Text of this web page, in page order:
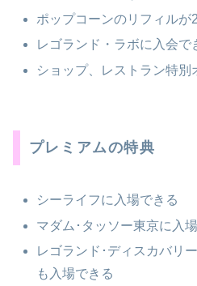
ポップコーンのリフィルが
レゴランド・ラボに入会で
ショップ、レストラン特別
プレミアムの特典
シーライフに入場できる
マダム･タッソー東京に入
レゴランド･ディスカバリ
も入場できる